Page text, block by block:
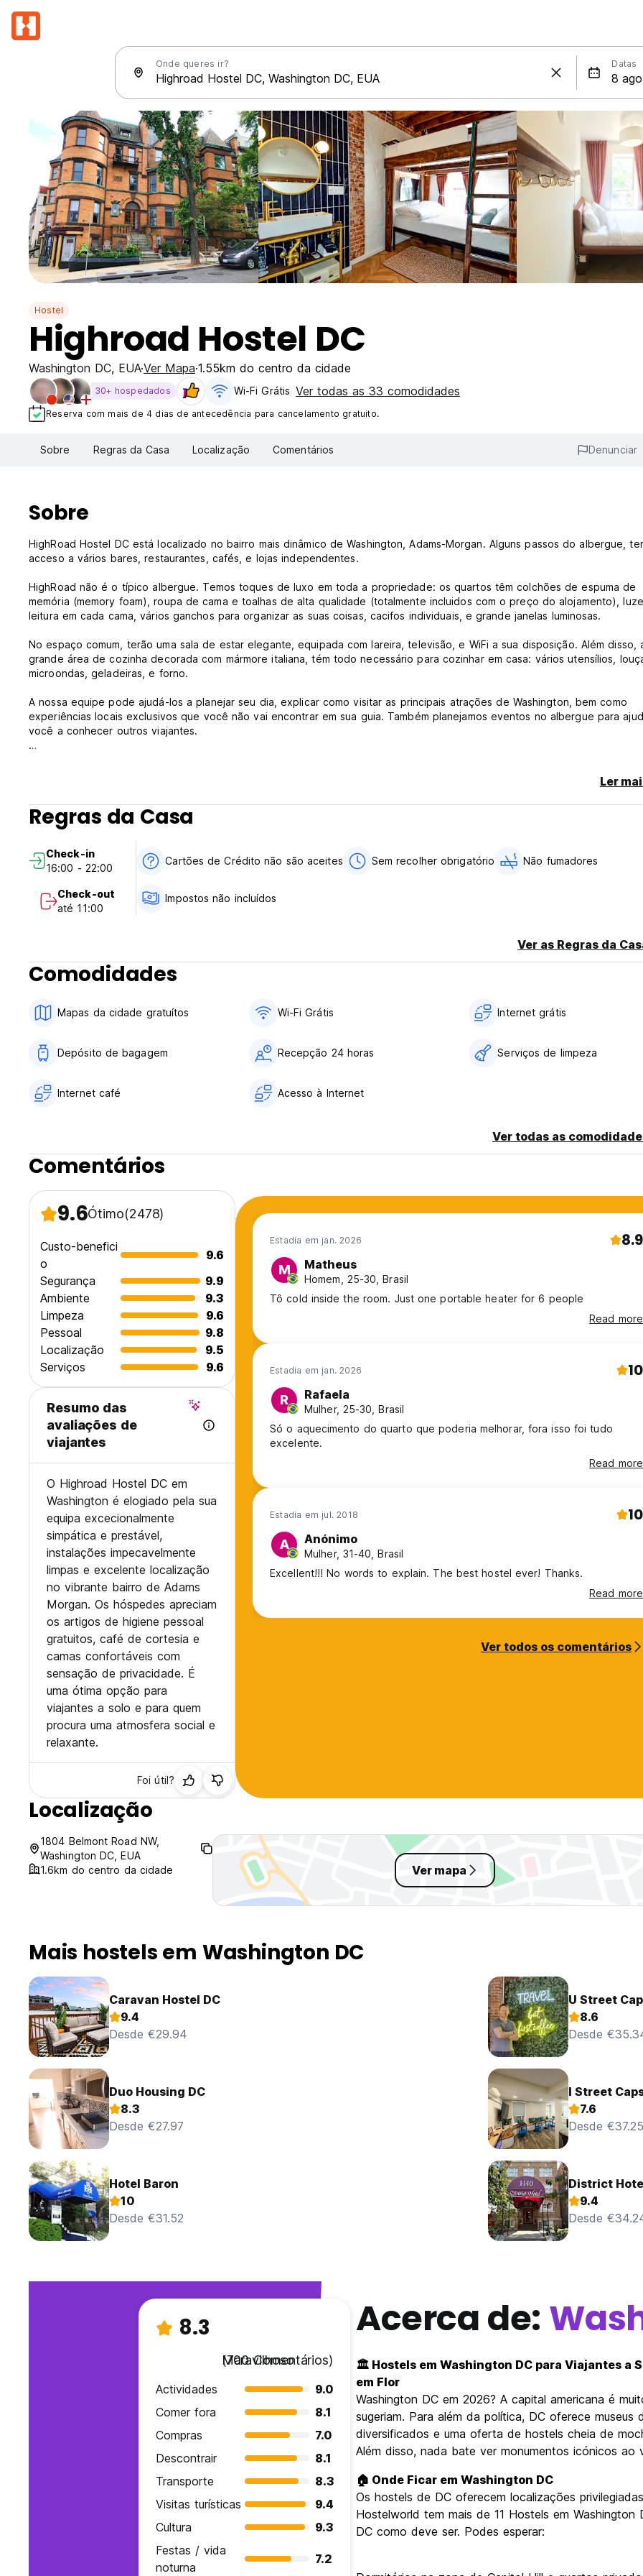
Onde queres ir? Datas
Hostel
Highroad Hostel DC
Washington DC, EUA Ver Mapa 1.55km do centro da cidade
30+ hospedados Wi-Fi Grátis Ver todas as 33 comodidades
Reserva com mais de 4 dias de antecedência para cancelamento gratuito.
Sobre Regras da Casa Localização Comentários Denunciar
Sobre
HighRoad Hostel DC está localizado no bairro mais dinâmico de Washington, Adams-Morgan. Alguns passos do albergue,
acceso a vários bares, restaurantes, cafés, e lojas independentes.
HighRoad não é o típico albergue. Temos toques de luxo em toda a propriedade: os quartos têm colchões de espuma de
memória (memory foam), roupa de cama e toalhas de alta qualidade (totalmente incluidos com o preço do alojamento),
leitura em cada cama, vários ganchos para organizar as suas coisas, cacifos individuais, e grande janelas luminosas.
No espaço comum, terão uma sala de estar elegante, equipada com lareira, televisão, e WiFi a sua disposição. Além disso,
grande área de cozinha decorada com mármore italiana, tém todo necessário para cozinhar em casa: vários utensílios, louça,
microondas, geladeiras, e forno.
A nossa equipe pode ajudá-los a planejar seu dia, explicar como visitar as principais atrações de Washington, bem como
experiências locais exclusivos que você não vai encontrar em sua guia. Também planejamos eventos no albergue para
você a conhecer outros viajantes.
Ler
Regras da Casa
Check-in
16:00 - 22:00
Check-out
até 11:00
Cartões de Crédito não são aceites Sem recolher obrigatório Não fumadores
Impostos não incluídos
Ver as Regras da
Comodidades
Mapas da cidade gratuítos Wi-Fi Grátis Internet grátis
Depósito de bagagem Recepção 24 horas Serviços de limpeza
Internet café Acesso à Internet
Ver todas as
Comentários
9.6Ótimo(2478)
Custo-benefici
o
9.6
Segurança
9.9
Ambiente
9.3
Limpeza
9.6
Pessoal
9.8
Localização
9.5
Serviços
9.6
Resumo das
avaliações de
viajantes
O Highroad Hostel DC em
Washington é elogiado pela sua
equipa excecionalmente
simpática e prestável,
instalações impecavelmente
limpas e excelente localização
no vibrante bairro de Adams
Morgan. Os hóspedes apreciam
os artigos de higiene pessoal
gratuitos, café de cortesia e
camas confortáveis com
sensação de privacidade. É
uma ótima opção para
viajantes a solo e para quem
procura uma atmosfera social e
relaxante.
Foi útil?
Estadia em jan. 2026 8.9
M Matheus
Homem, 25-30, Brasil
Tô cold inside the room. Just one portable heater for 6 people
Read more
Estadia em jan. 2026 10
R Rafaela
Mulher, 25-30, Brasil
Só o aquecimento do quarto que poderia melhorar, fora isso foi tudo
excelente.
Read more
Estadia em jul. 2018 10
A Anónimo
Mulher, 31-40, Brasil
Excellent!!! No words to explain. The best hostel ever! Thanks.
Read more
Ver todos os comentários
Localização
1804 Belmont Road NW,
Washington DC, EUA
1.6km do centro da cidade
Ver mapa
Mais hostels em Washington DC
Caravan Hostel DC
9.4
Desde €29.94
U Street
8.6
Desde
Duo Housing DC
8.3
Desde €27.97
I Street
7.6
Desde €37.25
Hotel Baron
10
Desde €31.52
District
9.4
Desde
8.3
Maravilhoso
(700 Comentários)
Actividades
9.0
Comer fora
8.1
Compras
7.0
Descontrair
8.1
Transporte
8.3
Visitas turísticas
9.4
Cultura
9.3
Festas / vida
noturna
7.2
Acerca de:
🏛️ Hostels em Washington DC para Viajantes a
em Flor
Washington DC em 2026? A capital americana é
sugeriam. Para além da política, DC oferece museus
diversificados e uma oferta de hostels cheia de
Além disso, nada bate ver monumentos icónicos
🏠 Onde Ficar em Washington DC
Os hostels de DC oferecem localizações
Hostelworld tem mais de 11 Hostels em
DC como deve ser. Podes esperar: